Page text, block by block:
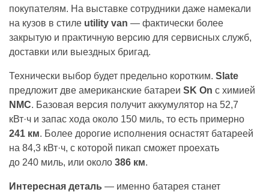
покупателям. На выставке сотрудники даже намекали
на кузов в стиле utility van — фактически более
закрытую и практичную версию для сервисных служб,
доставки или выездных бригад.
Технически выбор будет предельно коротким. Slate
предложит две американские батареи SK On с химией
NMC. Базовая версия получит аккумулятор на 52,7
кВт·ч и запас хода около 150 миль, то есть примерно
241 км. Более дорогие исполнения оснастят батареей
на 84,3 кВт·ч, с которой пикап сможет проехать
до 240 миль, или около 386 км.
Интересная деталь — именно батарея станет